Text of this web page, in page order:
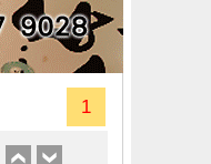
1